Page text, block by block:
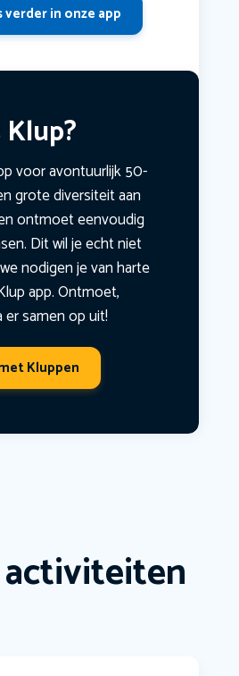
verder in onze app
voor avontuurlijk 50-
grote diversiteit aan
ontmoet eenvoudig
Dit wil je echt niet
nodigen je van harte
app. Ontmoet,
samen op uit!
Kluppen